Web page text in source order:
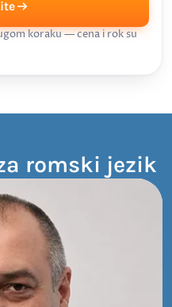
koraku — cena i rok su
romski jezik